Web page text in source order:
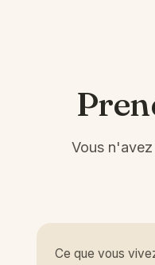
Vous
Ce que vous